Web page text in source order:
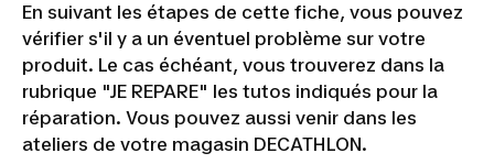
En suivant les étapes de cette fiche, vous pouvez
vérifier s'il y a un éventuel problème sur votre
produit. Le cas échéant, vous trouverez dans la
rubrique "JE REPARE" les tutos indiqués pour la
réparation. Vous pouvez aussi venir dans les
ateliers de votre magasin DECATHLON.